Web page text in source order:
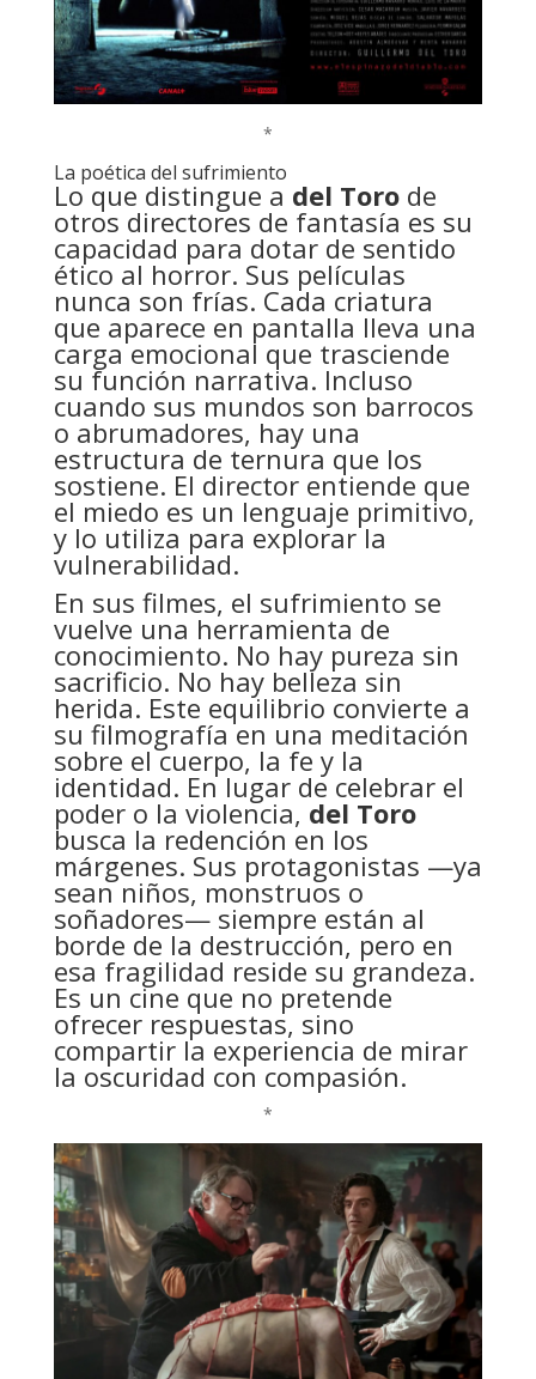
*
La poética del sufrimiento
Lo que distingue a del Torode
otros directores de fantasía es su
capacidad para dotar de sentido
ético al horror. Sus películas
nunca son frías. Cada criatura
que aparece en pantalla lleva una
carga emocional que trasciende
su función narrativa. Incluso
cuando sus mundos son barrocos
o abrumadores, hay una
estructura de ternura que los
sostiene. El director entiende que
el miedo es un lenguaje primitivo,
y lo utiliza para explorar la
vulnerabilidad.
En sus filmes, el sufrimiento se
vuelve una herramienta de
conocimiento. No hay pureza sin
sacrificio. No hay belleza sin
herida. Este equilibrio convierte a
su filmografía en una meditación
sobre el cuerpo, la fe y la
identidad. En lugar de celebrar el
poder o la violencia, del Toro
busca la redención en los
márgenes. Sus protagonistas —ya
sean niños, monstruos o
soñadores— siempre están al
borde de la destrucción, pero en
esa fragilidad reside su grandeza.
Es un cine que no pretende
ofrecer respuestas, sino
compartir la experiencia de mirar
la oscuridad con compasión.
*